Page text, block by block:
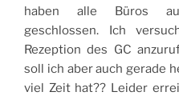
haben alle Büros
geschlossen. Ich
Rezeption des GC
soll ich aber auch gerade
viel Zeit hat?? Leider